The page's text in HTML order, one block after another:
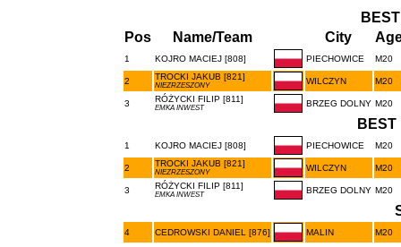
Pos
Name/Team City
1 KOJRO MACIEJ [808] PIECHOWICE M20
2 TROCKI JAKUB [821]
NIEZRZESZONY WILCZYN M20
3 RÓŻYCKI FILIP [811]
EMKA INWEST BRZEG DOLNY M20
BEST
1 KOJRO MACIEJ [808] PIECHOWICE M20
2 TROCKI JAKUB [821]
NIEZRZESZONY WILCZYN M20
3 RÓŻYCKI FILIP [811]
EMKA INWEST BRZEG DOLNY M20
4 CEDROWSKI DANIEL [876] MALIN M20